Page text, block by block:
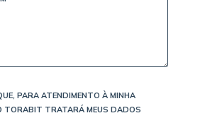
PARA ATENDIMENTO À MINHA
TORABIT TRATARÁ MEUS DADOS